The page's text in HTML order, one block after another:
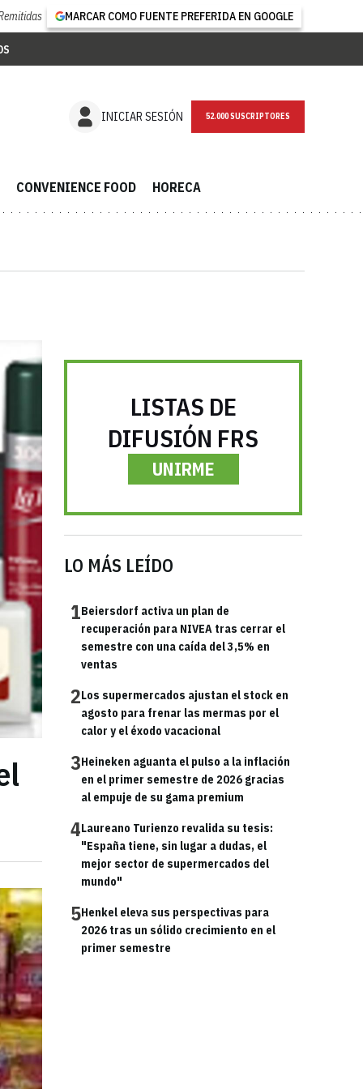
MARCAR COMO FUENTE PREFERIDA EN GOOGLE
INICIAR SESIÓN NEWSLETTER
CONVENIENCE FOOD HORECA
LISTAS DE
DIFUSIÓN FRS
UNIRME
LO MÁS LEÍDO
1Beiersdorf activa un plan de
recuperación para NIVEA tras cerrar el
semestre con una caída del 3,5% en
ventas
2Los supermercados ajustan el stock en
agosto para frenar las mermas por el
calor y el éxodo vacacional
3Heineken aguanta el pulso a la inflación
en el primer semestre de 2026 gracias
al empuje de su gama premium
4Laureano Turienzo revalida su tesis:
"España tiene, sin lugar a dudas, el
mejor sector de supermercados del
mundo"
5Henkel eleva sus perspectivas para
2026 tras un sólido crecimiento en el
primer semestre